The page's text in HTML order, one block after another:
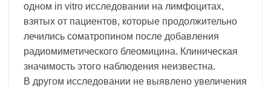
одном in vitro исследовании на лимфоцитах,
взятых от пациентов, которые продолжительно
лечились соматропином после добавления
радиомиметического блеомицина. Клиническая
значимость этого наблюдения неизвестна.
В другом исследовании не выявлено увеличения